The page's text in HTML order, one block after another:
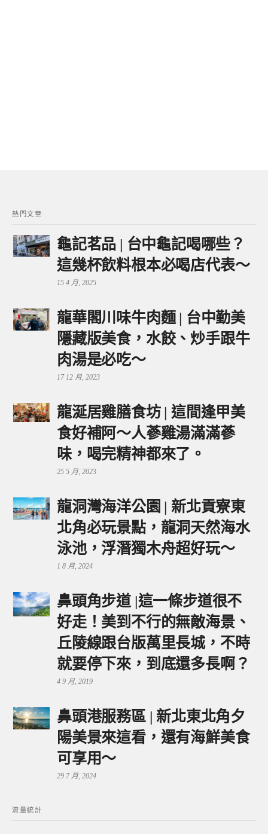
熱門文章
龜記茗品 | 台中龜記喝哪些？
這幾杯飲料根本必喝店代表～
15 4 月, 2025
龍華閣川味牛肉麵 | 台中勤美
隱藏版美食，水餃、炒手跟牛
肉湯是必吃～
17 12 月, 2023
龍涎居雞膳食坊 | 這間逢甲美
食好補阿～人蔘雞湯滿滿蔘
味，喝完精神都來了。
25 5 月, 2023
龍洞灣海洋公園 | 新北貢寮東
北角必玩景點，龍洞天然海水
泳池，浮潛獨木舟超好玩～
1 8 月, 2024
鼻頭角步道 |這一條步道很不
好走！美到不行的無敵海景、
丘陵線跟台版萬里長城，不時
就要停下來，到底還多長啊？
4 9 月, 2019
鼻頭港服務區 | 新北東北角夕
陽美景來這看，還有海鮮美食
可享用～
29 7 月, 2024
流量統計